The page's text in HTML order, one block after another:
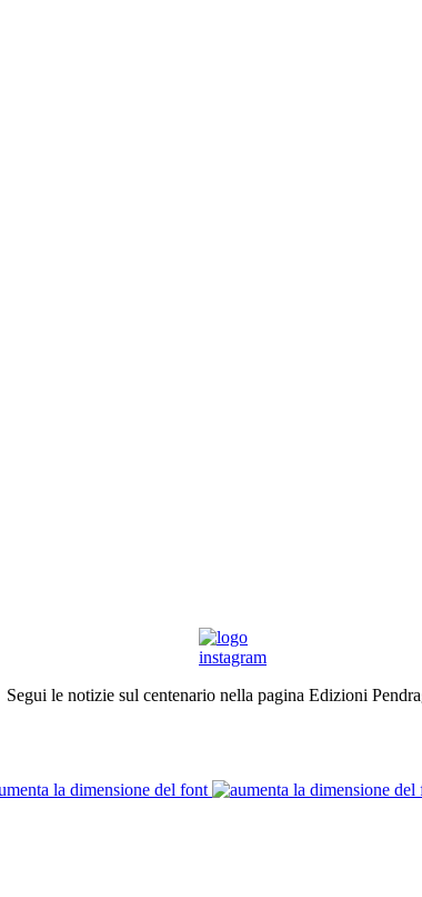
Segui le notizie sul centenario nella pagina Edizioni
la dimensione del font